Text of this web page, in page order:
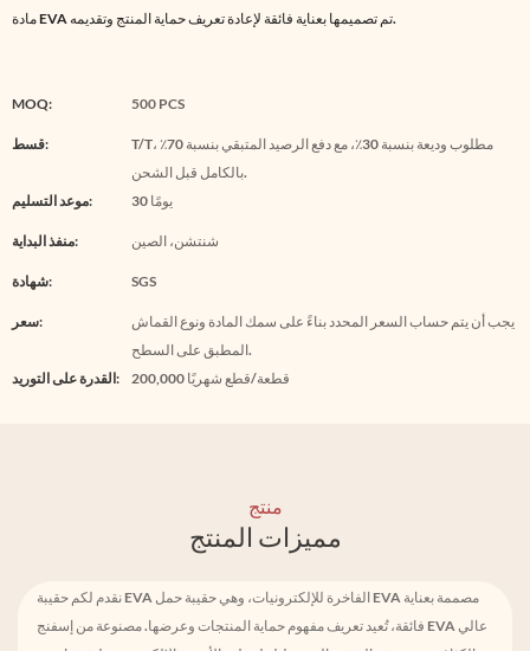
مادة EVA تم تصميمها بعناية فائقة لإعادة تعريف حماية المنتج وتقديمه.
MOQ: 500 PCS
قسط:
T/T، مطلوب وديعة بنسبة 30٪، مع دفع الرصيد المتبقي بنسبة 70٪
بالكامل قبل الشحن.
موعد التسليم:
30 يومًا
منفذ البداية: شنتشن، الصين
شهادة: SGS
سعر:
يجب أن يتم حساب السعر المحدد بناءً على سمك المادة ونوع القماش
المطبق على السطح.
القدرة على التوريد:
200,000 قطعة/قطع شهريًا
منتج
مميزات المنتج
نقدم لكم حقيبة EVA الفاخرة للإلكترونيات، وهي حقيبة حمل EVA مصممة بعناية
فائقة، تُعيد تعريف مفهوم حماية المنتجات وعرضها. مصنوعة من إسفنج EVA عالي